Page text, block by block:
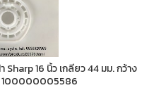
16 นิ้ว เกลียว 44 มม. กว้าง
100000005586